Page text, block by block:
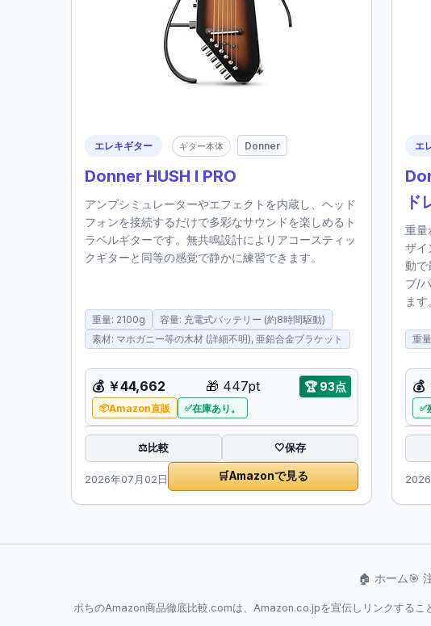
エレキギター ギター本体 Donner
Donner HUSH I PRO
アンプシミュレーターやエフェクトを内蔵し、ヘッド
フォンを接続するだけで多彩なサウンドを楽しめるト
ラベルギターです。無共鳴設計によりアコースティッ
クギターと同等の感覚で静かに練習できます。
重量: 2100g
容量: 充電式バッテリー (約8時間駆動)
素材: マホガニー等の木材 (詳細不明), 亜鉛合金ブラケット
💰 ￥44,662 🎁 447pt 🏆93点
Amazon直販 在庫あり。
⚖️比較 🤍保存
2026年07月02日 🛒Amazonで見る
エ
ド
重量
ザイ
動で
ブ/
ます
重
💰
🏠 ホーム🎯
ポちのAmazon商品徹底比較.comは、Amazon.co.jpを宣伝しリンクする